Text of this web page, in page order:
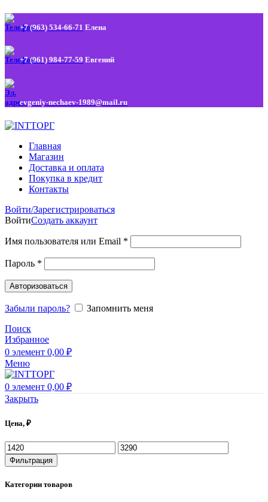
+7 (963) 534-66-71 Елена
+7 (961) 984-77-59 Евгений
evgeniy-nechaev-1989@mail.ru
Главная
Магазин
Доставка и оплата
Покупка в кредит
Контакты
Войти/Зарегистрироваться
ВойтиСоздать аккаунт
Имя пользователя или Email *
Пароль *
Авторизоваться
Забыли пароль?
Запомнить меня
Поиск
Избранное
0 элемент 0,00 ₽
Меню
0 элемент 0,00 ₽
Закрыть
Цена, ₽
Фильтрация
Категории товаров